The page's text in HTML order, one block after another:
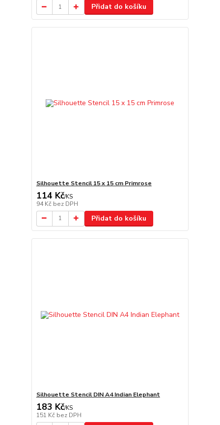
Přidat do košíku
Silhouette Stencil 15 x 15 cm Primrose
114 Kč/KS
94 Kč bez DPH
Přidat do košíku
Silhouette Stencil DIN A4 Indian Elephant
183 Kč/KS
151 Kč bez DPH